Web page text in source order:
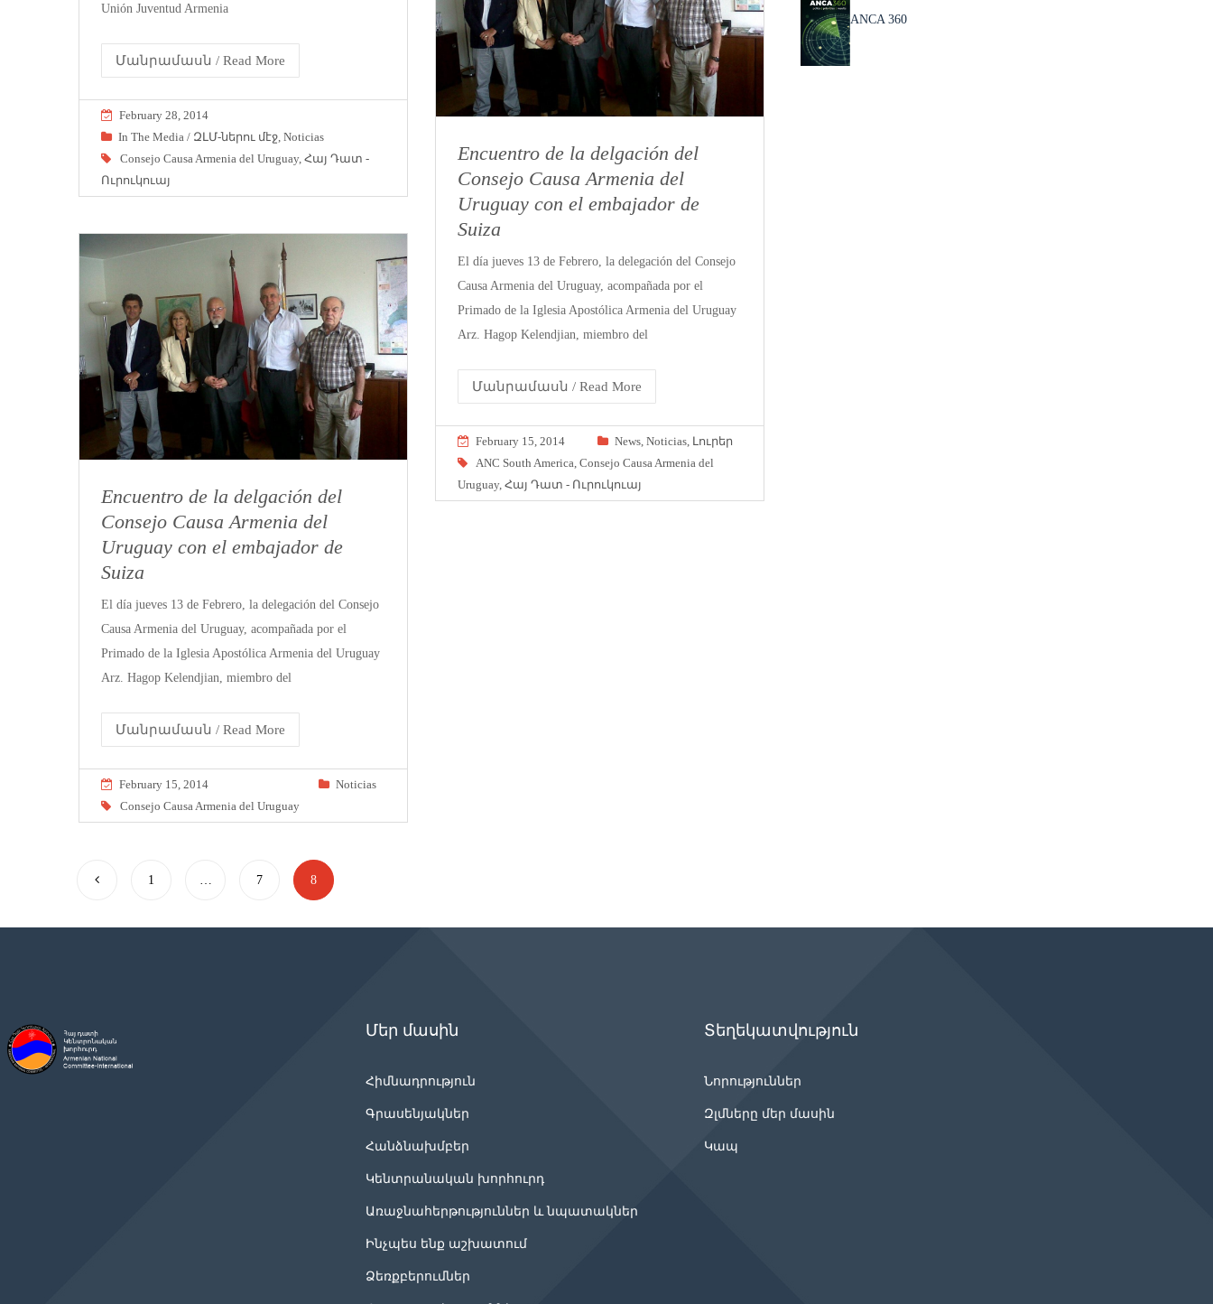
Unión Juventud Armenia
Մանրամասն / Read More
February 28, 2014
In The Media / ԶԼՄ-ներու մէջ Noticias
Consejo Causa Armenia del Uruguay, Հայ Դատ -
Ուրուկուայ
Encuentro de la delgación del
Consejo Causa Armenia del
Uruguay con el embajador de
Suiza
El día jueves 13 de Febrero, la delegación del Consejo
Causa Armenia del Uruguay, acompañada por el
Primado de la Iglesia Apostólica Armenia del Uruguay
Arz. Hagop Kelendjian, miembro del
Մանրամասն / Read More
February 15, 2014 News, Noticias, Լուրեր
ANC South America, Consejo Causa Armenia del
Uruguay, Հայ Դատ - Ուրուկուայ
Encuentro de la delgación del
Consejo Causa Armenia del
Uruguay con el embajador de
Suiza
El día jueves 13 de Febrero, la delegación del Consejo
Causa Armenia del Uruguay, acompañada por el
Primado de la Iglesia Apostólica Armenia del Uruguay
Arz. Hagop Kelendjian, miembro del
Մանրամասն / Read More
February 15, 2014
Noticias
Consejo Causa Armenia del Uruguay
1 … 7 8
ANCA 360
Մեր մասին
Հիմնադրություն
Գրասենյակներ
Հանձնախմբեր
Կենտրանական խորհուրդ
Առաջնահերթություններ և նպատակներ
Ինչպես ենք աշխատում
Ձեռքբերումներ
Տեղեկատվություն
Նորություններ
Զլմները մեր մասին
Կապ